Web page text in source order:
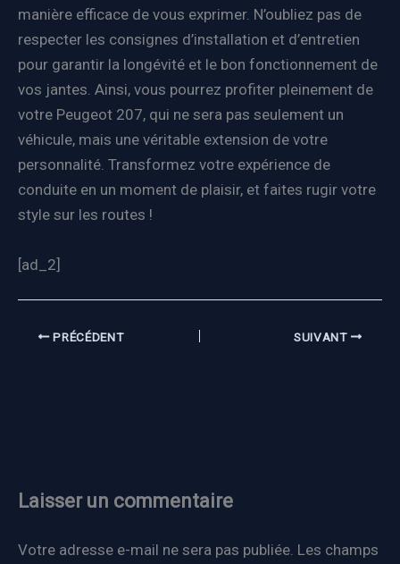
manière efficace de vous exprimer. N’oubliez pas de
respecter les consignes d’installation et d’entretien
pour garantir la longévité et le bon fonctionnement de
vos jantes. Ainsi, vous pourrez profiter pleinement de
votre Peugeot 207, qui ne sera pas seulement un
véhicule, mais une véritable extension de votre
personnalité. Transformez votre expérience de
conduite en un moment de plaisir, et faites rugir votre
style sur les routes !
[ad_2]
PRÉCÉDENT SUIVANT
Laisser un commentaire
Votre adresse e-mail ne sera pas publiée. Les champs